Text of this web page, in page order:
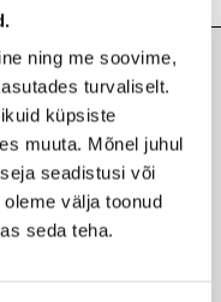
ning me soovime,
turvaliselt.
küpsiste
muuta. Mõnel juhul
seadistusi või
välja toonud
seda teha.
Hydrolyzed
Cetearyl Alcohol,
Sodium
Oil, Helianthus
Chloride,
Dipropylene Glycol,
17, Sodium
5, Trideceth-7,
Sodium Salicylate,
tooted